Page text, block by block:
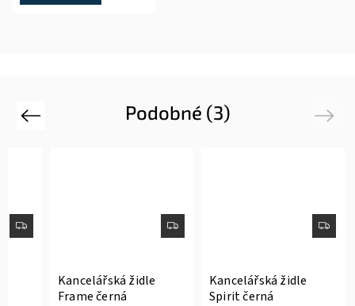
Podobné (3)
Previous
Kancelářská židle
Frame černá
Kancelářská židle
Spirit černá
Next